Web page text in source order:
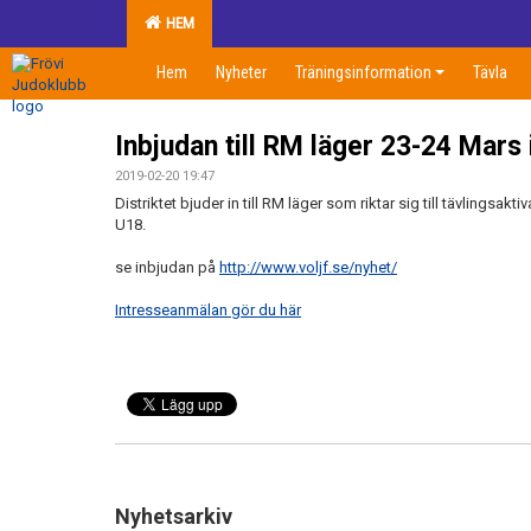
HEM
Hem Nyheter Träningsinformation Tävla
Inbjudan till RM läger 23-24
2019-02-20 19:47
Distriktet bjuder in till RM läger som riktar sig till
U18.
se inbjudan på http://www.voljf.se/nyhet/
Intresseanmälan gör du här
Nyhetsarkiv